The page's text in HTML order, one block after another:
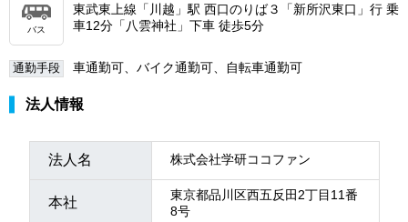
バス
東武東上線「川越」駅 西口のりば３「新所沢東口」行 乗
車12分「八雲神社」下車 徒歩5分
通勤手段 車通勤可、バイク通勤可、自転車通勤可
法人情報
法人名 株式会社学研ココファン
本社
東京都品川区西五反田2丁目11番
8号